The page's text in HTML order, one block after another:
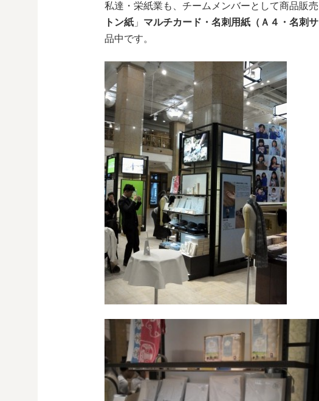
私達・栄紙業も、チームメンバーとして商品販
トン紙 」 マルチカード・名刺用紙（Ａ４・名刺サ
品中です。